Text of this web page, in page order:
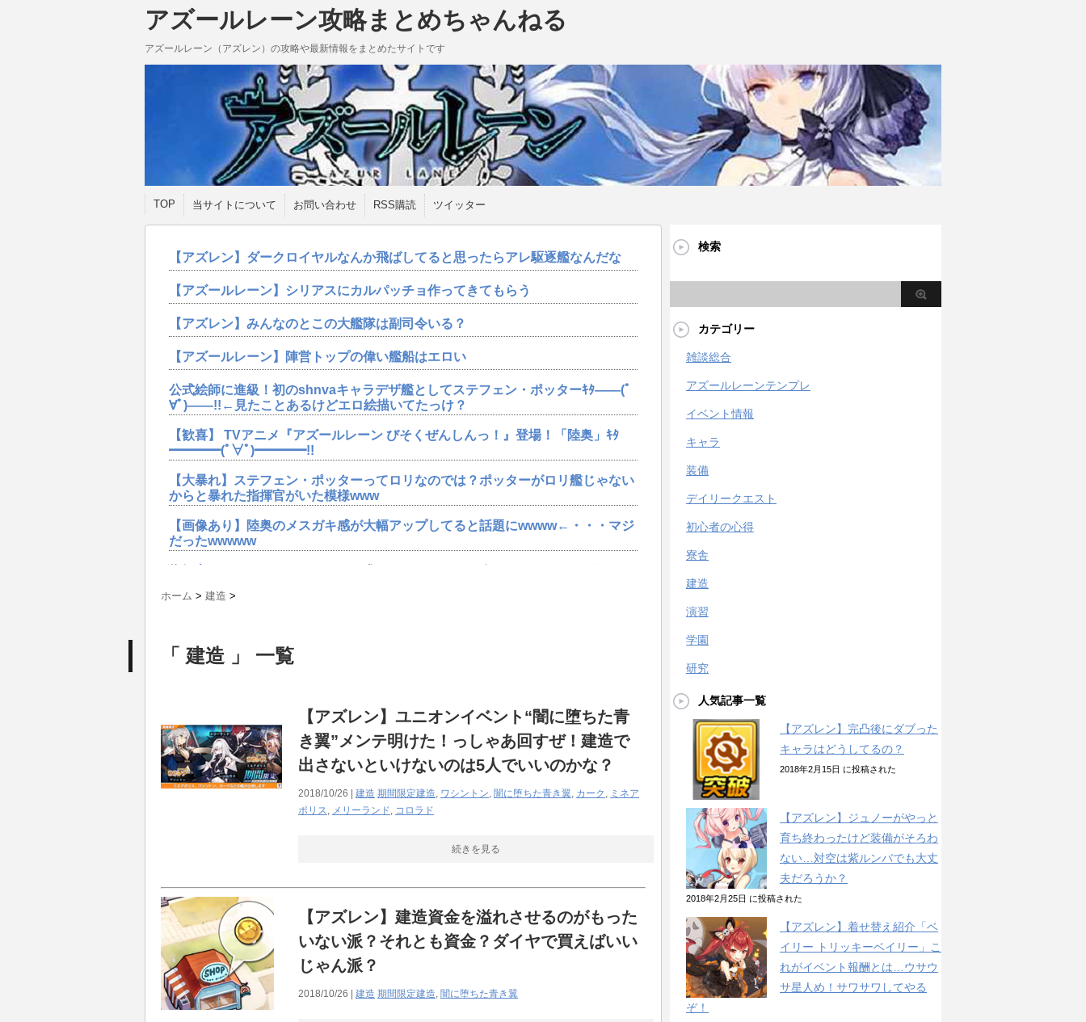
アズールレーン攻略まとめちゃんねる
アズールレーン（アズレン）の攻略や最新情報をまとめたサイトです
TOP 当サイトについて お問い合わせ RSS購読 ツイッター
【アズレン】ダークロイヤルなんか飛ばしてると思ったらアレ駆逐艦なんだな
【アズールレーン】シリアスにカルパッチョ作ってきてもらう
【アズレン】みんなのとこの大艦隊は副司令いる？
【アズールレーン】陣営トップの偉い艦船はエロい
公式絵師に進級！初のshnvaキャラデザ艦としてステフェン・ポッターｷﾀ――(ﾟ
∀ﾟ)――!!←見たことあるけどエロ絵描いてたっけ？
【歓喜】 TVアニメ『アズールレーン びそくぜんしんっ！』登場！「陸奥」ｷﾀ
━━━━(ﾟ∀ﾟ)━━━━!!
【大暴れ】ステフェン・ポッターってロリなのでは？ポッターがロリ艦じゃない
からと暴れた指揮官がいた模様www
【画像あり】陸奥のメスガキ感が大幅アップしてると話題にwwww←・・・マジ
だったwwwww
【歓喜】 TVアニメ『アズールレーン びそくぜんしんっ！』登場！「陸奥」ｷﾀ
【アズレン】アレンMサムナーユニオンだし強そう
【疑問】登山って何が面白いの？”10回くらい行っても”分からない
【アズレン】？？？「メイドイベント2nd？それより超空2ndやりませんか？」
ジャベリンさんにクソリプ飛ばす指揮官さんがヤバいと話題にwwwww←そして
【キャラ】「寧海」&「平海」 春節着せ替えが公開！！！
【アズレン】１１章までいってんなら初心者の段階は過ぎてるだろ
指揮官諸君、貴方だけのお姉さんを早く入渠させよう! ケイタイ娘は無料社が開
発した1/6スケールの下半身フィギュア付きモバイルスタンド。
死ぬこと、生きる事とはどう言うことかと３０分延々と説教してきた耳かきボイ
スは許せない
「艦隊擬人化のオリジナルは艦これ」なんて話しあったっけ？
ホーム > 建造 >
「 建造 」 一覧
【アズレン】ユニオンイベント“闇に堕ちた青
き翼”メンテ明けた！っしゃあ回すぜ！建造で
出さないといけないのは5人でいいのかな？
2018/10/26 | 建造 期間限定建造, ワシントン, 闇に堕ちた青き翼, カーク , ミネア
ポリス, メリーランド, コロラド
続きを見る
【アズレン】建造資金を溢れさせるのがもった
いない派？それとも資金？ダイヤで買えばいい
じゃん派？
2018/10/26 | 建造 期間限定建造, 闇に堕ちた青き翼
検索
カテゴリー
雑談総合
アズールレーンテンプレ
イベント情報
キャラ
装備
デイリークエスト
初心者の心得
寮舎
建造
演習
学園
研究
人気記事一覧
【アズレン】完凸後にダブった
キャラはどうしてるの？
2018年2月15日 に投稿された
【アズレン】ジュノーがやっと
育ち終わったけど装備がそろわ
ない…対空は紫ルンバでも大丈
夫だろうか？
2018年2月25日 に投稿された
【アズレン】着せ替え紹介「ベ
イリー トリッキーベイリー」こ
れがイベント報酬とは…ウサウ
サ星人め！サワサワしてやる
ぞ！